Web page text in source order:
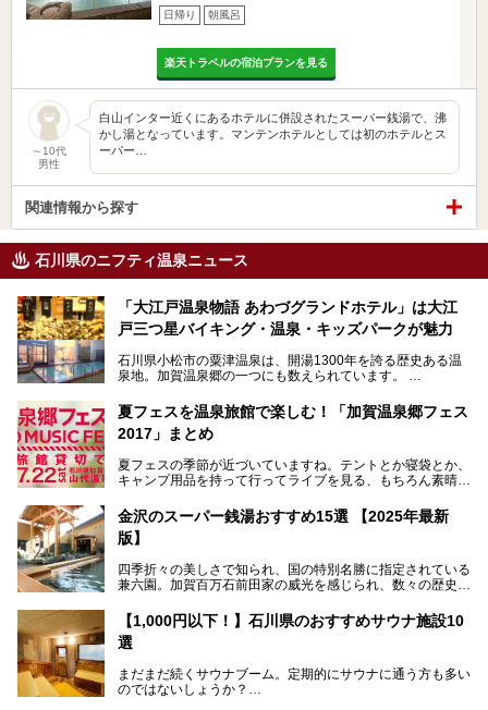
日帰り 朝風呂
楽天トラベルの宿泊プランを見る
～10代
男性
白山インター近くにあるホテルに併設されたスーパー銭湯で、沸
かし湯となっています。マンテンホテルとしては初のホテルとス
ーパー…
関連情報から探す
石川県のニフティ温泉ニュース
「大江戸温泉物語 あわづグランドホテル」は大江
戸三つ星バイキング・温泉・キッズパークが魅力
石川県小松市の粟津温泉は、開湯1300年を誇る歴史ある温
泉地。加賀温泉郷の一つにも数えられています。
その粟津温泉に建つ「大江戸温泉物語 あわづグランドホテ
ル」（以下、あわづグランドホテル）は客室数97室のホテ
ルで、昨年2024年12月に露天風呂を新設。充実したキッズ
2025年7月からは「大江戸三つ星バイキング」がスタート！
───
提供元：大江戸温泉物語ホテルズ＆リゾーツ株式会社【P
この記事は大江戸温泉物語 あわづグランドホテルのPR記事
です。
夏フェスを温泉旅館で楽しむ！「加賀温泉郷フェス
2017」まとめ
夏フェスの季節が近づいていますね。テントとか寝袋とか、
キャンプ用品を持って行ってライブを見る、もちろん素晴ら
いやでもね、暑いし汗や砂埃でドロドロになるしうるさくて
夜は寝られないし、若い時はそういうのが良かったんですけ
今、もうちょっと気楽なフェスはないかな、と探してたらあ
りましたよ！
「加賀温泉郷フェス 2017」が石川県・山代温泉の瑠璃光を
全館貸し切って開催！
れちゃう！なんということでしょう！！
金沢のスーパー銭湯おすすめ15選 【2025年最新
版】
四季折々の美しさで知られ、国の特別名勝に指定されている
兼六園。加賀百万石前田家の威光を感じられ、数々の歴史的
ア。国内でも特に人気の観光地の1つです。北陸新幹線で東
京から約2時間30分と、首都圏からアクセスしやすい立地も
魅力ですね。
り、観光に加えて温泉もぜひ楽しみたいところ。金沢エリア
でおすすめのスーパー銭湯をご紹介します。
【1,000円以下！】石川県のおすすめサウナ施設10
選
まだまだ続くサウナブーム。定期的にサウナに通う方も多い
のではないしょうか？